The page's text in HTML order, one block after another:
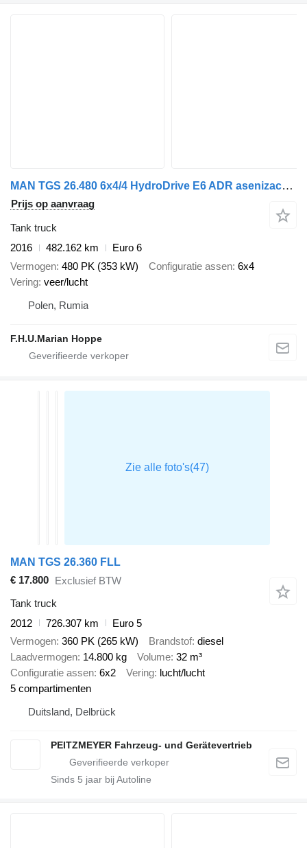
MAN TGS 26.480 6x4/4 HydroDrive E6 ADR asenizacyjny cysterna HDS
Prijs op aanvraag
Tank truck
2016
482.162 km
Euro 6
Vermogen 480 PK (353 kW) Configuratie assen 6x4
Vering veer/lucht
Polen, Rumia
F.H.U.Marian Hoppe
MAN TGS 26.360 FLL
€ 17.800 Exclusief BTW
Tank truck
2012
726.307 km
Euro 5
Vermogen 360 PK (265 kW) Brandstof diesel
Laadvermogen 14.800 kg Volume 32 m³
Configuratie assen 6x2 Vering lucht/lucht
5 compartimenten
Duitsland, Delbrück
PEITZMEYER Fahrzeug- und Gerätevertrieb
Sinds 5 jaar bij Autoline